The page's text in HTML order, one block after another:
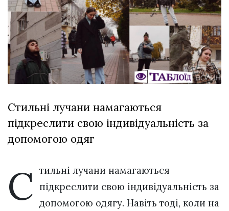
залишив у
Луцьку
три...
27 Липня 2026
775 переглядів
Всі розділи
Персона
Афіша
ZONE 18+
Стильні лучани намагаються
підкреслити свою індивідуальність за
допомогою одяг
С тильні лучани намагаються
підкреслити свою індивідуальність за
допомогою одягу. Навіть тоді, коли на